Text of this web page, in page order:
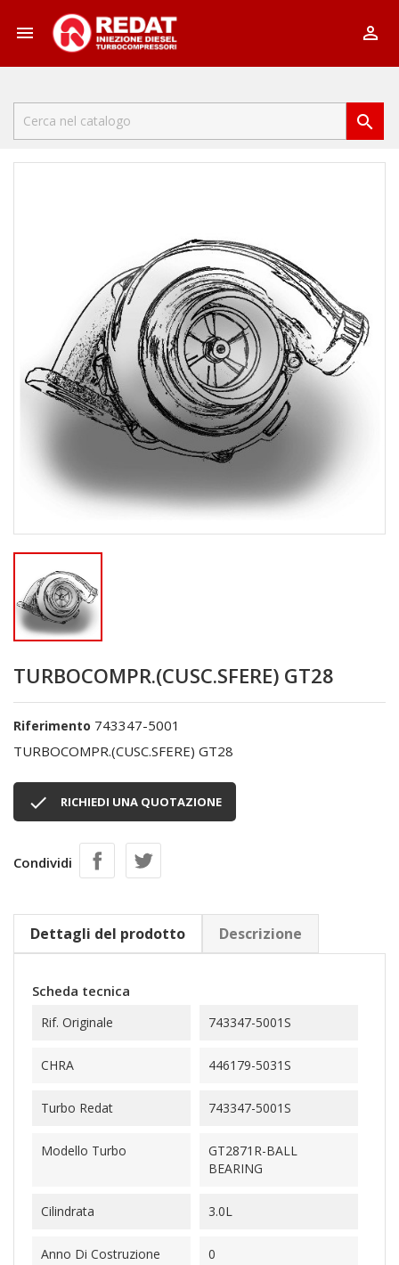
 

TURBOCOMPR.(CUSC.SFERE) GT28
Riferimento 743347-5001
TURBOCOMPR.(CUSC.SFERE) GT28
 RICHIEDI UNA QUOTAZIONE
Condividi
Dettagli del prodotto Descrizione
Scheda tecnica
Rif. Originale 743347-5001S
CHRA 446179-5031S
Turbo Redat 743347-5001S
Modello Turbo
GT2871R-BALL
BEARING
Cilindrata 3.0L
Anno Di Costruzione 0